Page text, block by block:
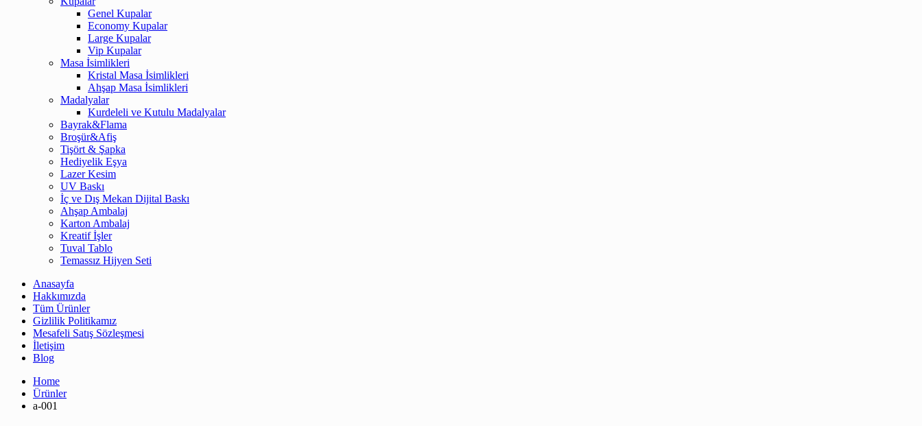
Genel Kupalar
Economy Kupalar
Large Kupalar
Vip Kupalar
Masa İsimlikleri
Kristal Masa İsimlikleri
Ahşap Masa İsimlikleri
Madalyalar
Kurdeleli ve Kutulu Madalyalar
Bayrak&Flama
Broşür&Afiş
Tişört & Şapka
Hediyelik Eşya
Lazer Kesim
UV Baskı
İç ve Dış Mekan Dijital Baskı
Ahşap Ambalaj
Karton Ambalaj
Kreatif İşler
Tuval Tablo
Temassız Hijyen Seti
Anasayfa
Hakkımızda
Tüm Ürünler
Gizlilik Politikamız
Mesafeli Satış Sözleşmesi
İletişim
Blog
Home
Ürünler
a-001